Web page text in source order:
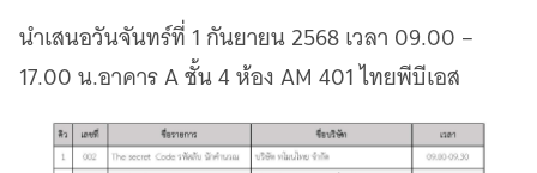
นำเสนอวันจันทร์ที่ 1 กันยายน 2568 เวลา 09.00 –
17.00 น.อาคาร A ชั้น 4 ห้อง AM 401 ไทยพีบีเอส